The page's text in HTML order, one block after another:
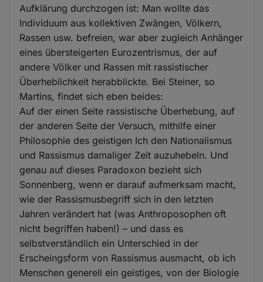
Aufklärung durchzogen ist: Man wollte das
Individuum aus kollektiven Zwängen, Völkern,
Rassen usw. befreien, war aber zugleich Anhänger
eines übersteigerten Eurozentrismus, der auf
andere Völker und Rassen mit rassistischer
Überheblichkeit herabblickte. Bei Steiner, so
Martins, findet sich eben beides:
Auf der einen Seite rassistische Überhebung, auf
der anderen Seite der Versuch, mithilfe einer
Philosophie des geistigen Ich den Nationalismus
und Rassismus damaliger Zeit auzuhebeln. Und
genau auf dieses Paradoxon bezieht sich
Sonnenberg, wenn er darauf aufmerksam macht,
wie der Rassismusbegriff sich in den letzten
Jahren verändert hat (was Anthroposophen oft
nicht begriffen haben!) – und dass es
selbstverständlich ein Unterschied in der
Erscheingsform von Rassismus ausmacht, ob ich
Menschen generell ein geistiges, von der Biologie